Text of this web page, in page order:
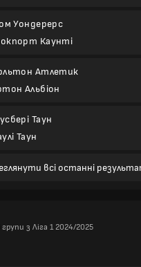
Уондерерс
Каунті
Атлетик
Альбіон
Таун
Таун
всі останні
групи з Ліга 1 2024/2025